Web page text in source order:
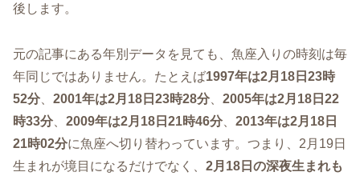
後します。
元の記事にある年別データを見ても、魚座入りの時刻は毎
年同じではありません。たとえば1997年は2月18日23時
52分
2001年は2月18日23時28分
2005年は2月18日22
時33分
2009年は2月18日21時46分
2013年は2月18日
21時02分に魚座へ切り替わっています。つまり、2月19日
生まれが境目になるだけでなく、 2月18日の深夜生まれも